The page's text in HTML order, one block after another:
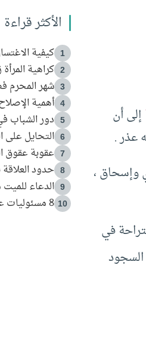
إلى أن
عذر ‏.‏
وإسحاق ‏،‏
في
الأكثر قراءة
1 كيفية
2 كراهية
3 شهر المحرم
4 أهمية
5 دور الشباب
6 التحايل على
7 عقوبة عقوق
8 حدود
9 الدعاء للميت
10 8 مسئوليات على الزوج تجاه زوجته